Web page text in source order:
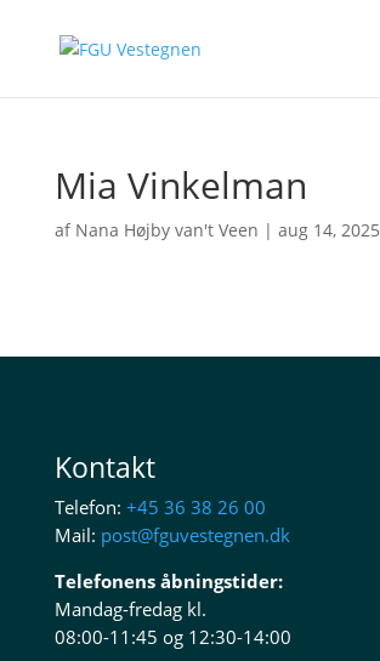
Mia Vinkelman
af Nana Højby van't Veen | aug 14, 2025
Kontakt
Telefon: +45 36 38 26 00
Mail: post@fguvestegnen.dk
Telefonens åbningstider:
Mandag-fredag kl.
08:00-11:45 og 12:30-14:00